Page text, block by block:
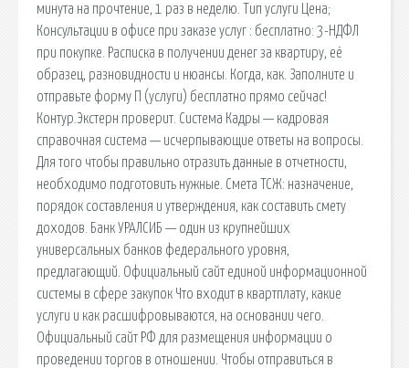
минута на прочтение, 1 раз в неделю. Тип услуги Цена;
Консультации в офисе при заказе услуг : бесплатно: 3-НДФЛ
при покупке. Расписка в получении денег за квартиру, её
образец, разновидности и нюансы. Когда, как. Заполните и
отправьте форму П (услуги) бесплатно прямо сейчас!
Контур.Экстерн проверит. Система Кадры — кадровая
справочная система — исчерпывающие ответы на вопросы.
Для того чтобы правильно отразить данные в отчетности,
необходимо подготовить нужные. Смета ТСЖ: назначение,
порядок составления и утверждения, как составить смету
доходов. Банк УРАЛСИБ — один из крупнейших
универсальных банков федерального уровня,
предлагающий. Официальный сайт единой информационной
системы в сфере закупок Что входит в квартплату, какие
услуги и как расшифровываются, на основании чего.
Официальный сайт РФ для размещения информации о
проведении торгов в отношении. Чтобы отправиться в